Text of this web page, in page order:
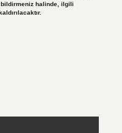
halinde, ilgili